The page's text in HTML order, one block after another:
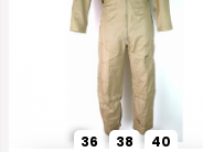
36 38 40